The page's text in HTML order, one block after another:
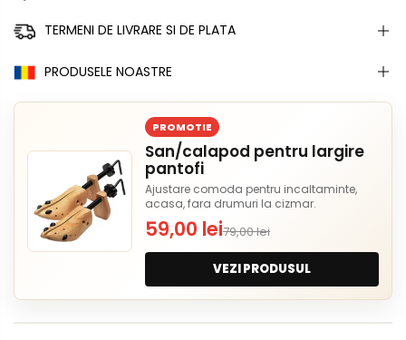
TERMENI DE LIVRARE SI DE PLATA
PRODUSELE NOASTRE
PROMOTIE
San/calapod pentru largire
pantofi
Ajustare comoda pentru incaltaminte,
acasa, fara drumuri la cizmar.
59,00 lei79,00 lei
VEZI PRODUSUL